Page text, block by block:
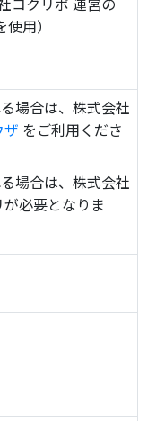
用）
場合は、株式会社
をご利用くださ
場合は、株式会社
必要となりま